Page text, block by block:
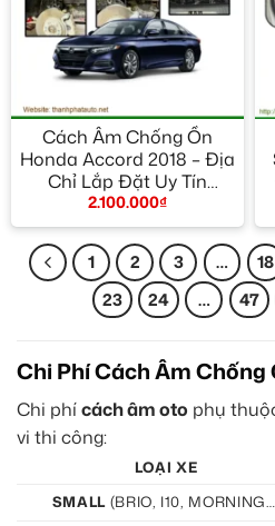
Cách Âm Chống Ồn
Honda Accord 2018 – Địa
Chỉ Lắp Đặt Uy Tín
TPHCM
2.100.000₫
1 2 3 … 18
23
24 … 47
Chi Phí Cách Âm Chống
Chi phícách âm oto phụ
vi thi công:
LOẠI XE
SMALL (BRIO, I10,